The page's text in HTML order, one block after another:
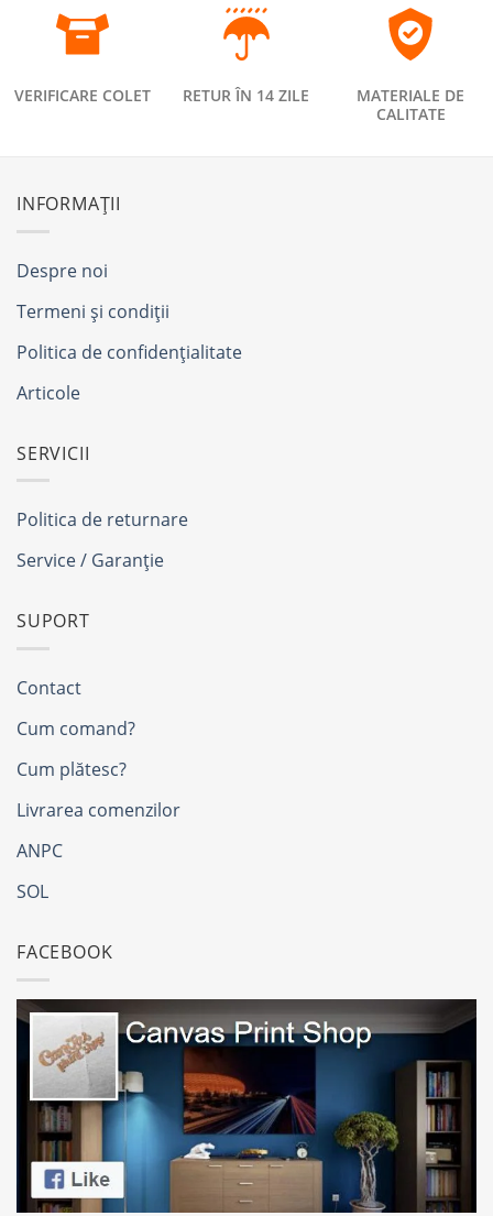
VERIFICARE COLET RETUR ÎN 14 ZILE
MATERIALE DE
CALITATE
INFORMAȚII
Despre noi
Termeni și condiții
Politica de confidențialitate
Articole
SERVICII
Politica de returnare
Service / Garanție
SUPORT
Contact
Cum comand?
Cum plătesc?
Livrarea comenzilor
ANPC
SOL
FACEBOOK